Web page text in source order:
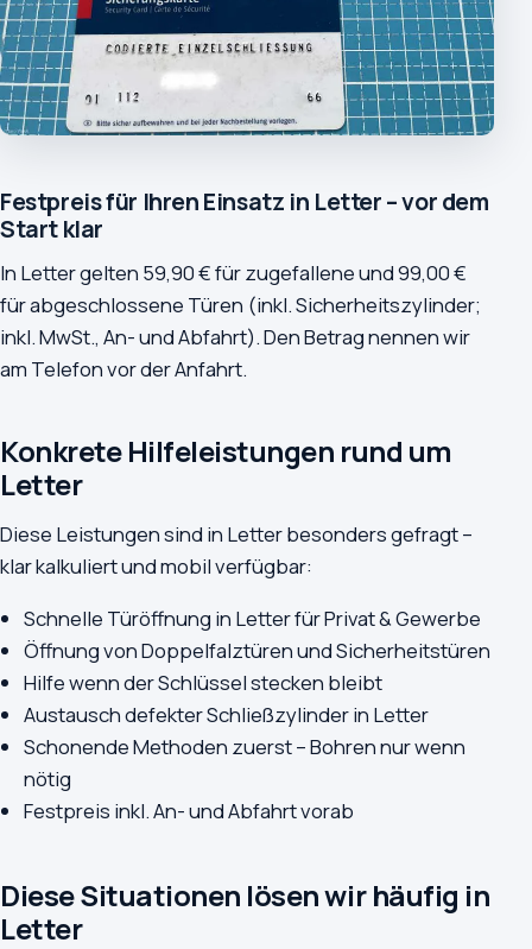
Festpreis für Ihren Einsatz in Letter – vor dem
Start klar
In Letter gelten 59,90 € für zugefallene und 99,00 €
für abgeschlossene Türen (inkl. Sicherheitszylinder;
inkl. MwSt., An- und Abfahrt). Den Betrag nennen wir
am Telefon vor der Anfahrt.
Konkrete Hilfeleistungen rund um
Letter
Diese Leistungen sind in Letter besonders gefragt –
klar kalkuliert und mobil verfügbar:
Schnelle Türöffnung in Letter für Privat & Gewerbe
Öffnung von Doppelfalztüren und Sicherheitstüren
Hilfe wenn der Schlüssel stecken bleibt
Austausch defekter Schließzylinder in Letter
Schonende Methoden zuerst – Bohren nur wenn
nötig
Festpreis inkl. An- und Abfahrt vorab
Diese Situationen lösen wir häufig in
Letter